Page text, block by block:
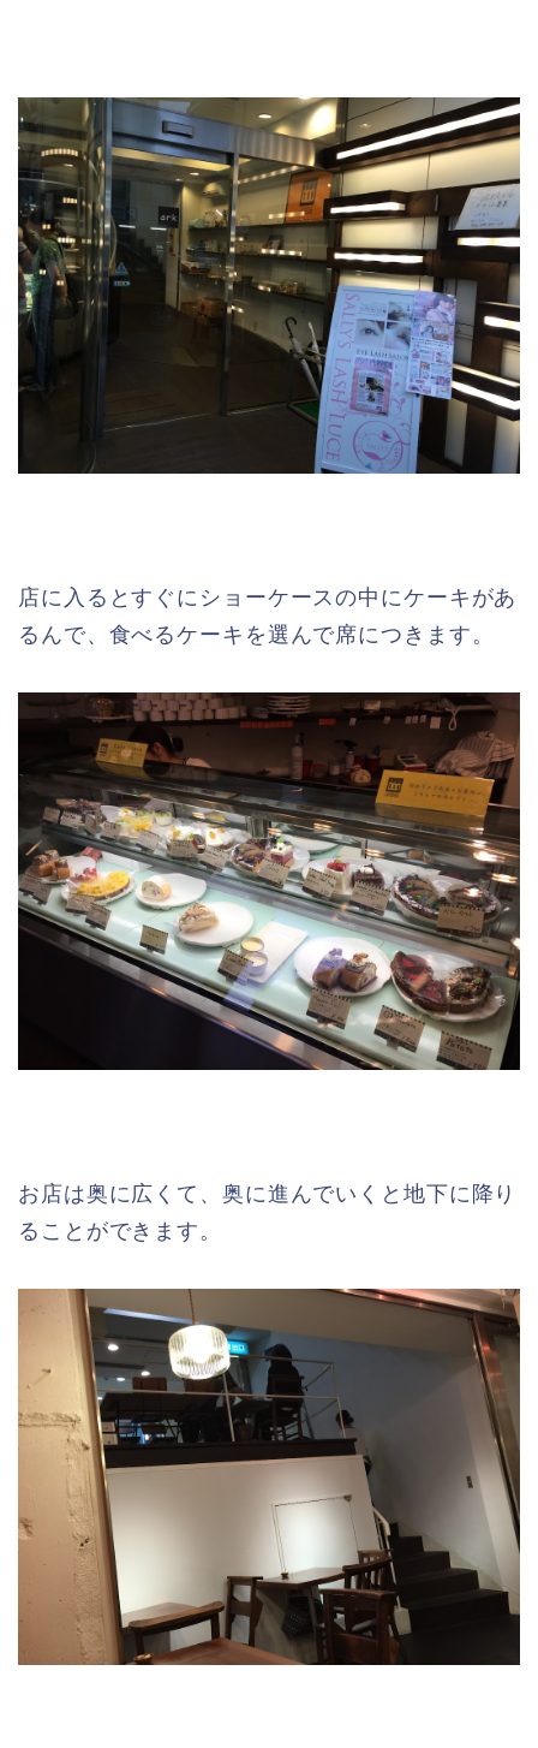
店に入るとすぐにショーケースの中にケーキがあ
るんで、食べるケーキを選んで席につきます。
お店は奥に広くて、奥に進んでいくと地下に降り
ることができます。